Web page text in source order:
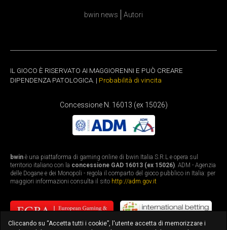
bwin news Autori
IL GIOCO È RISERVATO AI MAGGIORENNI E PUÒ CREARE
DIPENDENZA PATOLOGICA. | Probabilità di vincita
Concessione N. 16013 (ex 15026)
bwin è una piattaforma di gaming online di bwin Italia S.R.L e opera sul
territorio italiano con la concessione GAD 16013 (ex 15026). ADM - Agenzia
delle Dogane e dei Monopoli - regola il comparto del gioco pubblico in Italia: per
maggiori informazioni consulta il sito http://adm.gov.it
Cliccando su “Accetta tutti i cookie”, l'utente accetta di memorizzare i